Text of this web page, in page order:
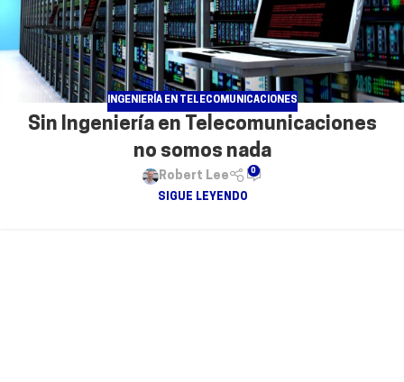
INGENIERÍA EN TELECOMUNICACIONES
Sin Ingeniería en Telecomunicaciones
no somos nada
Robert Lee 0
SIGUE LEYENDO